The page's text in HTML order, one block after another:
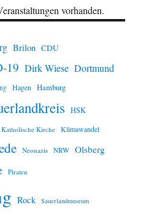
vorhanden.
Brilon CDU
19 Dirk Wiese Dortmund
Hagen Hamburg
HSK
Katholische Kirche Klimawandel
Neonazis NRW Olsberg
Piraten
Rock Sauerlandmuseum